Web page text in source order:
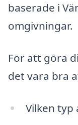
baserade i
omgivningar.
För att göra
det vara bra
Vilken typ